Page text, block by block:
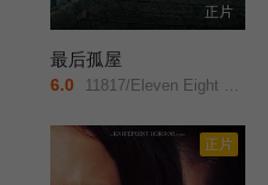
正片
最后孤屋
6.0 11817/Eleven Eight One Seven/
正片